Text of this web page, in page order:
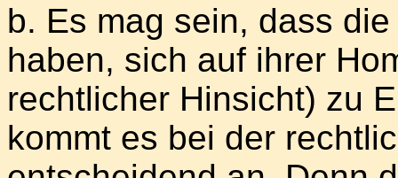
b. Es mag sein, dass
haben, sich auf ihrer
rechtlicher Hinsicht) zu
kommt es bei der